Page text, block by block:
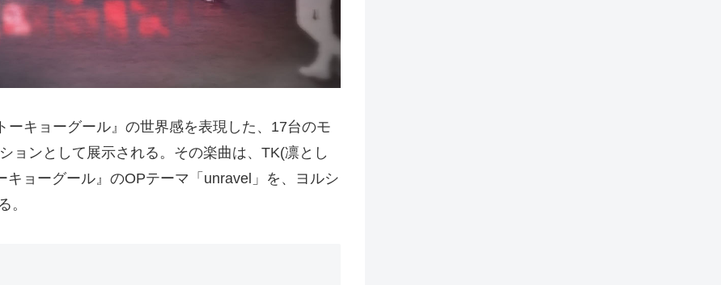
キョーグール』の世界感を表現した、17台のモ
ョンとして展示される。その楽曲は、TK(凛とし
ョーグール』のOPテーマ「unravel」を、ヨルシ
。